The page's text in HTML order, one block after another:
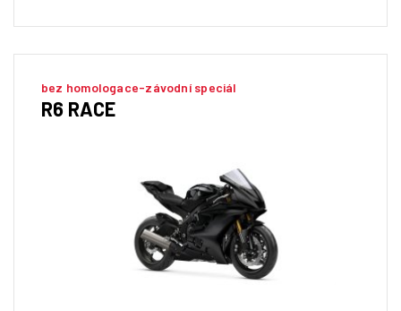
bez homologace-závodní speciál
R6 RACE